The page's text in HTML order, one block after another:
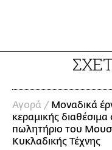
Αγορά / Μοναδικά
κεραμικής διαθέσιμα
πωλητήριο του
Κυκλαδικής Τέχνης